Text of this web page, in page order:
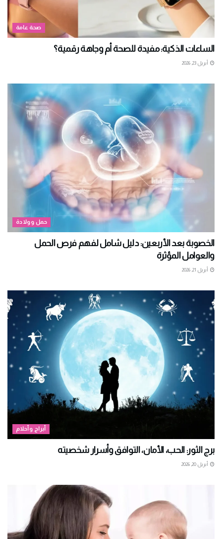
صحة عامة
الساعات الذكية: مفيدة للصحة أم وجاهة رقمية؟
أبريل 23, 2026
حمل وولادة
الخصوبة بعد الأربعين: دليل شامل لفهم فرص الحمل
والعوامل المؤثرة
أبريل 21, 2026
أبراج وأحلام
برج الثور: الحب، الأمان، التوافق وأسرار شخصيته
أبريل 20, 2026